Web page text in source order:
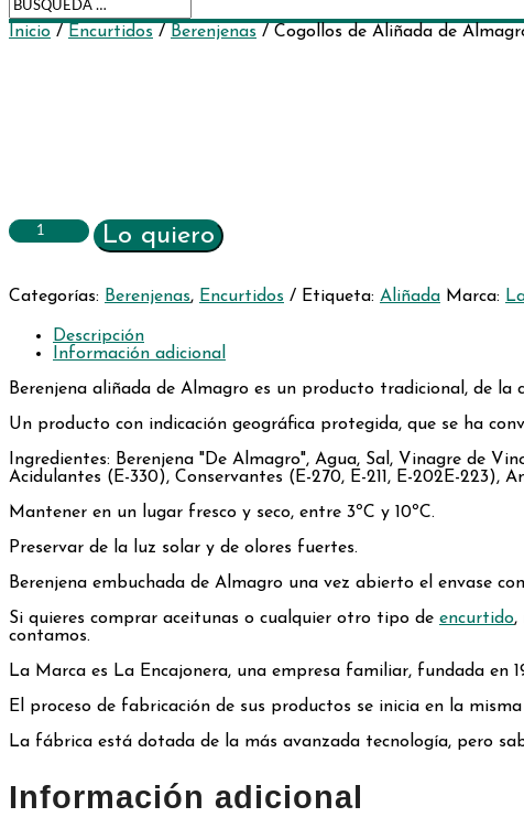
Inicio / Encurtidos / Berenjenas / Cogollos de Aliñada de
Cogollos
de
Almagro
Lo quiero
Categorías: Berenjenas, Encurtidos Etiqueta: Aliñada Marca:
Descripción
Información adicional
Berenjena aliñada de Almagro es un producto tradicional, de
Un producto con indicación geográfica protegida, que se ha
Ingredientes: Berenjena "De Almagro", Agua, Sal, Vinagre de
Acidulantes (E-330), Conservantes (E-270, E-211, E-202E-223),
Mantener en un lugar fresco y seco, entre 3ºC y 10ºC.
Preservar de la luz solar y de olores fuertes.
Berenjena embuchada de Almagro una vez abierto el envase
Si quieres comprar aceitunas o cualquier otro tipo de encurtido,
contamos.
La Marca es La Encajonera, una empresa familiar, fundada en
El proceso de fabricación de sus productos se inicia en la
La fábrica está dotada de la más avanzada tecnología, pero
Información adicional